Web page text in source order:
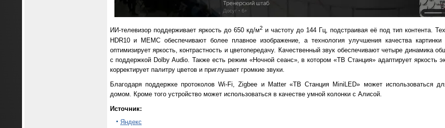
ИИ-телевизор поддерживает яркость до 650 кд/м2и частоту до 144 Гц, подстраивая её под тип контента.
HDR10 и MEMC обеспечивают более плавное изображение, а технология улучшения качества
оптимизирует яркость, контрастность и цветопередачу. Качественный звук обеспечивают четыре динамика
с поддержкой Dolby Audio. Также есть режим «Ночной сеанс», в котором «ТВ Станция» адаптирует яркость
корректирует палитру цветов и приглушает громкие звуки.
Благодаря поддержке протоколов Wi-Fi, Zigbee и Matter «ТВ Станция MiniLED» может использоваться
домом. Кроме того устройство может использоваться в качестве умной колонки с Алисой.
Источник:
Яндекс